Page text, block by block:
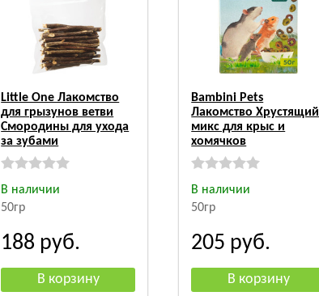
Little One Лакомство
для грызунов ветви
Смородины для ухода
за зубами
В наличии
50гр
188 руб.
Bambini Pets
Лакомство Хрустящий
микс для крыс и
хомячков
В наличии
50гр
205 руб.